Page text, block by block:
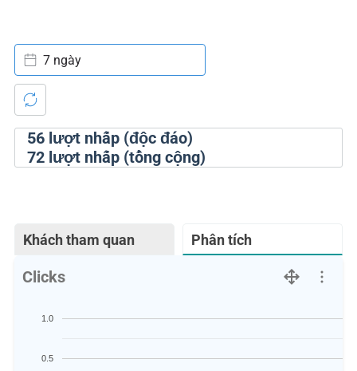
56lượt nhấp (độc đáo)
72lượt nhấp (tổng cộng)
7 ngày
Khách tham quan Phân tích
Clicks
0.5
1.0